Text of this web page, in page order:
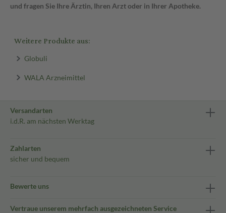
und fragen Sie Ihre Ärztin, Ihren Arzt oder in Ihrer Apotheke.
Weitere Produkte aus:
Globuli
WALA Arzneimittel
Versandarten
i.d.R. am nächsten Werktag
Zahlarten
sicher und bequem
Bewerte uns
Vertraue unserem mehrfach ausgezeichneten Service